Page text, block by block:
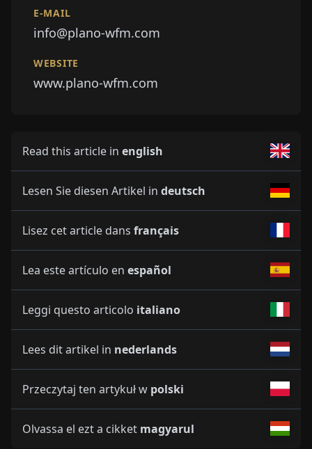
E-MAIL
info@plano-wfm.com
WEBSITE
www.plano-wfm.com
Read this article in english
Lesen Sie diesen Artikel in deutsch
Lisez cet article dans français
Lea este artículo en español
Leggi questo articolo italiano
Lees dit artikel in nederlands
Przeczytaj ten artykuł w polski
Olvassa el ezt a cikket magyarul